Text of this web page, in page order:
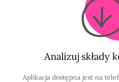
Analizuj składy
Aplikacja dostępna jest na